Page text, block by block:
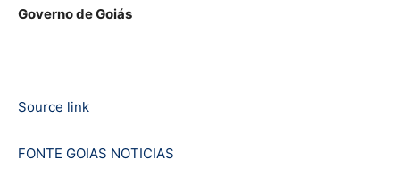
Governo de Goiás
Source link
FONTE GOIAS NOTICIAS